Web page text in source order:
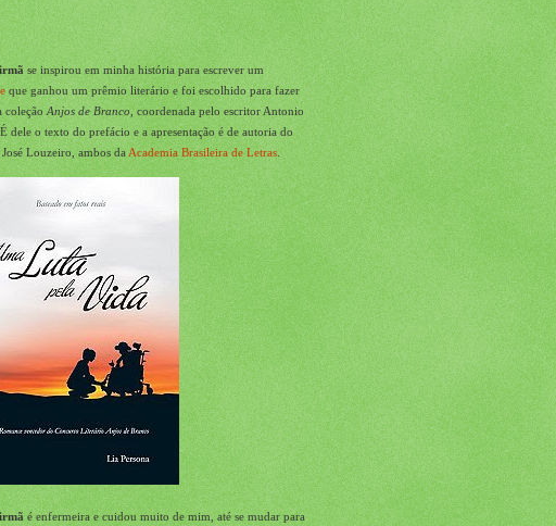
se inspirou em minha história para escrever um
queganhou um prêmio literário e foi escolhido para fazer
coleçãoAnjos de Branco , coordenada pelo escritor Antonio
dele o texto do prefácio e a apresentação é de autoria do
Louzeiro, ambos daAcademia Brasileira de Letras.
é enfermeira e cuidou muito de mim, até se mudar para